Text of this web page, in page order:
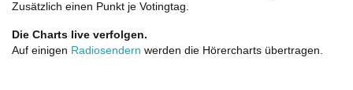
Zusätzlich einen Punkt je Votingtag.
Die Charts live verfolgen.
Auf einigen Radiosendern werden die Hörercharts übertragen.